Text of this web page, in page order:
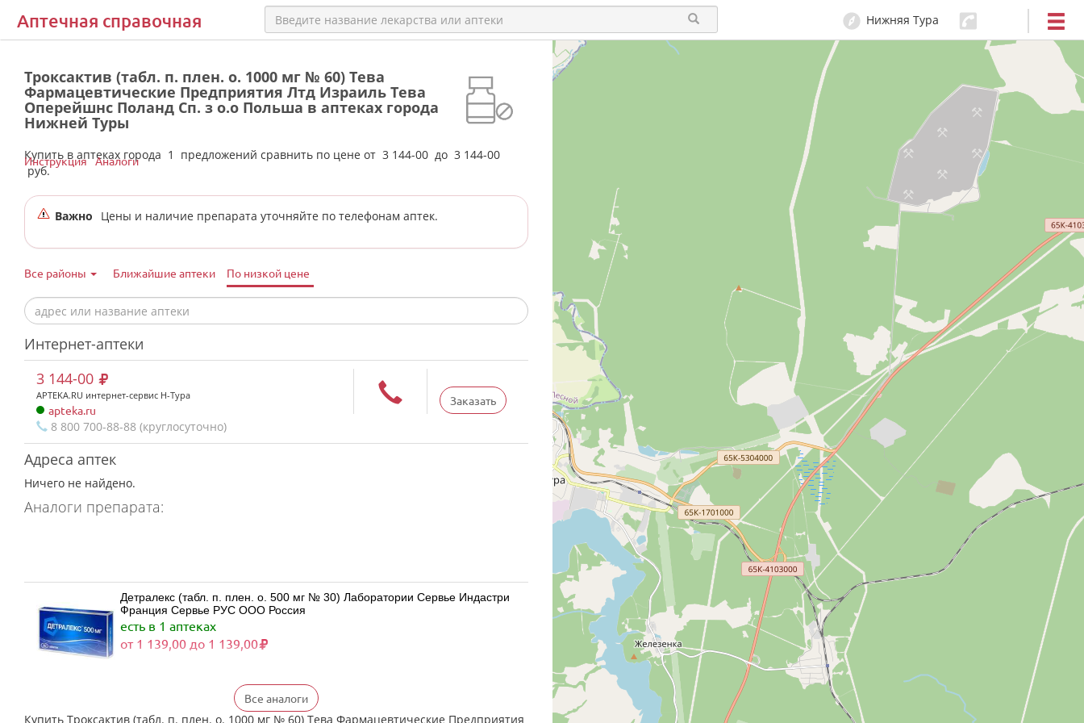
Аптечная справочная Нижняя Тура
Троксактив (табл. п. плен. о. 1000 мг № 60) Тева
Фармацевтические Предприятия Лтд Израиль Тева
Оперейшнс Поланд Сп. з о.о Польша в аптеках города
Нижней Туры
Купить в аптеках города 1 предложений сравнить по цене от 3 144-00 до 3 144-00
руб.
Инструкция Аналоги
Важно Цены и наличие препарата уточняйте по телефонам аптек.
Все районы Ближайшие аптеки По низкой цене
Интернет-аптеки
Заказать
3 144-00
APTEKA.RU интернет-сервис Н-Тура
apteka.ru
8 800 700-88-88 (круглосуточно)
Адреса аптек
Ничего не найдено.
Аналоги препарата:
Детралекс (табл. п. плен. о. 500 мг № 30) Лаборатории Сервье Индастри
Франция Сервье РУС ООО Россия
есть в 1 аптеках
от 1 139,00 до 1 139,00
Детралекс (табл. п. плен. о. 500 мг № 60) Лаборатории Сервье Индастри
Франция Сервье РУС ООО Россия
Все аналоги
Купить Троксактив (табл. п. плен. о. 1000 мг № 60) Тева Фармацевтические Предприятия